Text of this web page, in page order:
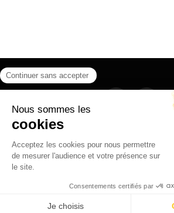
POLITIQUE DE CONFIDENTIALITÉ
© 2026 Ilyfunet